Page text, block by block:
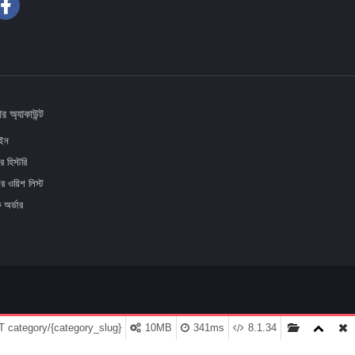
অ্যাকাউন্ট
হিস্টরি
ওয়িশ লিস্ট
অর্ডার
8.1.34
341ms
10MB
category/{category_slug}